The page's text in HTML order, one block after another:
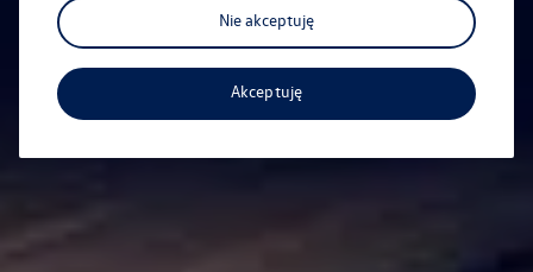
Sanocka 92
Nie akceptuję
Akceptuję